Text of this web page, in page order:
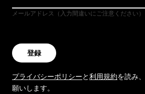
メールアドレス（入力間違いにご注意ください）
登録
プライバシーポリシーと利用規約を読み
願いします。